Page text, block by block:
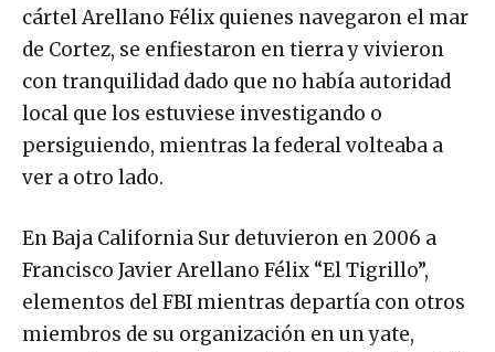
cártel Arellano Félix quienes navegaron el mar
de Cortez, se enfiestaron en tierra y vivieron
con tranquilidad dado que no había autoridad
local que los estuviese investigando o
persiguiendo, mientras la federal volteaba a
ver a otro lado.
En Baja California Sur detuvieron en 2006 a
Francisco Javier Arellano Félix “El Tigrillo”,
elementos del FBI mientras departía con otros
miembros de su organización en un yate,